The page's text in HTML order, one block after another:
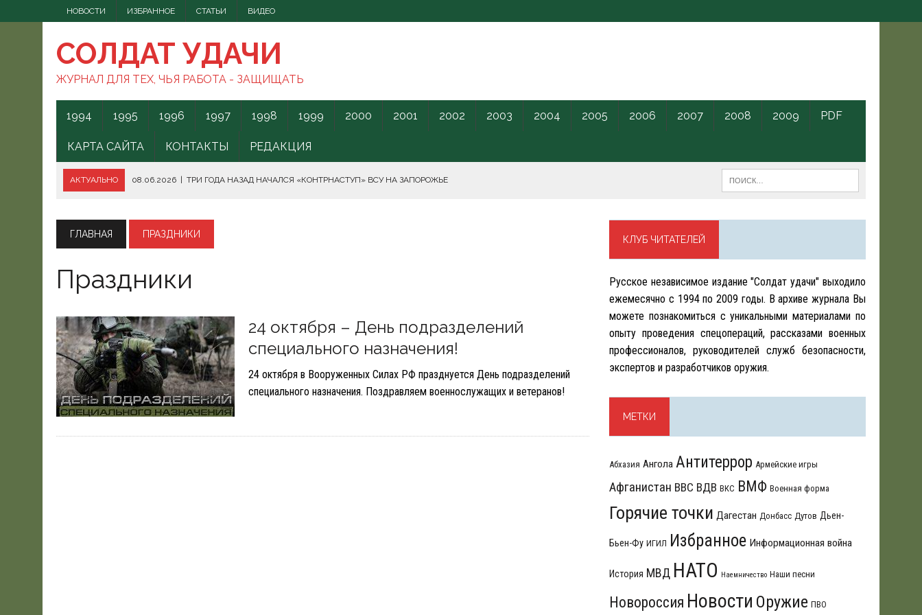
НОВОСТИ ИЗБРАННОЕ СТАТЬИ ВИДЕО
СОЛДАТ УДАЧИ
ЖУРНАЛ ДЛЯ ТЕХ, ЧЬЯ РАБОТА - ЗАЩИЩАТЬ
1994 1995 1996 1997 1998 1999 2000 2001 2002 2003 2004 2005 2006 2007 2008 2009 PDF
КАРТА САЙТА КОНТАКТЫ РЕДАКЦИЯ
АКТУАЛЬНО 08.06.2026 ТРИ ГОДА НАЗАД НАЧАЛСЯ «КОНТРНАСТУП» ВСУ НА ЗАПОРОЖЬЕ
07.06.2026 | БОРЬБА С НАШИМИ МОГАМИ. ЧТО ДЕЛАТЬ?
07.06.2026
07.06.2026 | В КЕНИИ ВСПЫХНУЛИ ПРОТЕСТЫ ПРОТИВ СЕКРЕТНОГО КАРАНТИННОГО ЦЕНТРА США.
19.06.2026 | WSJ: ПЕНТАГОНУ НУЖНО $80 МЛРД ДЛЯ ПОКРЫТИЯ РАСХОДОВ НА КОНФЛИКТ С ИРАНОМ
ГЛАВНАЯ ПРАЗДНИКИ
Праздники
24 октября – День подразделений
специального назначения!
24 октября в Вооруженных Силах РФ празднуется День подразделений
специального назначения. Поздравляем военнослужащих и ветеранов!
КЛУБ ЧИТАТЕЛЕЙ
Русское независимое издание "Солдат удачи" выходило
ежемесячно с 1994 по 2009 годы. В архиве журнала Вы
можете познакомиться с уникальными материалами по
опыту проведения спецопераций, рассказами военных
профессионалов, руководителей служб безопасности,
экспертов и разработчиков оружия.
МЕТКИ
Абхазия Ангола Антитеррор Армейские игры
Афганистан ВВС ВДВ ВКС ВМФ Военная форма
Горячие точки Дагестан Донбасс Дутов Дьен-
Бьен-Фу ИГИЛ Избранное Информационная война
История МВД НАТО Наемничество Наши песни
Новороссия Новости Оружие ПВО